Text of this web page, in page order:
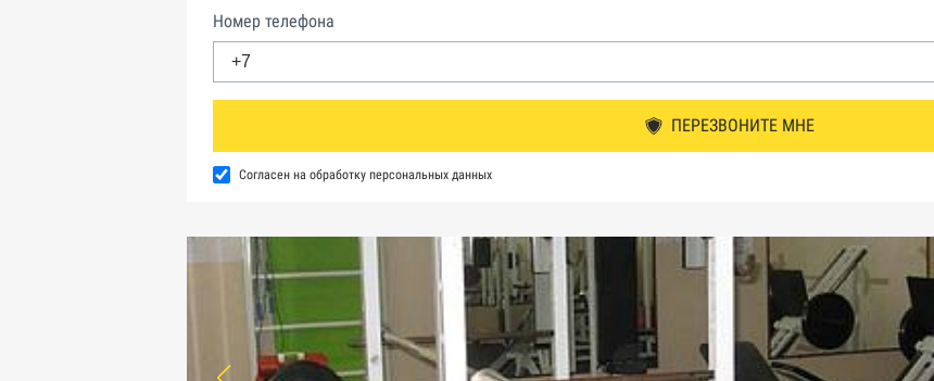
Номер телефона
ПЕРЕЗВОНИТЕ МНЕ
Согласен на обработку персональных данных